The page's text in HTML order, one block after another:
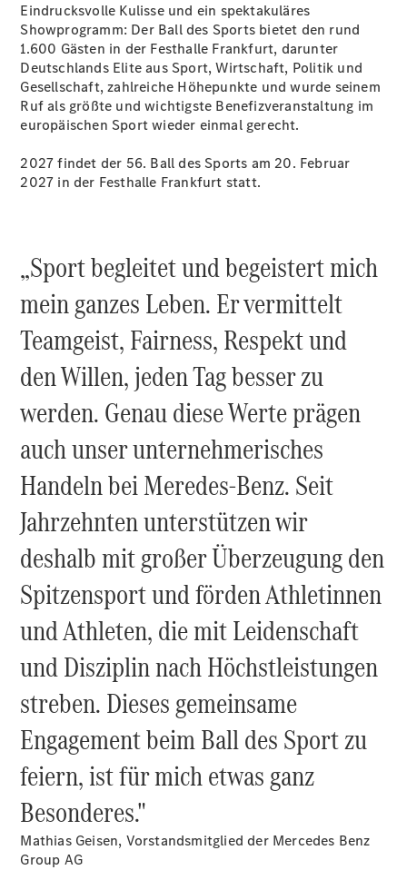
GLA Neu
GLB Elektrisch
GLB
GLC
Elektrisch
GLC
GLC Coupé
GLE
Neu
Coupé
GLS Neu
G-
Klasse
Elektrisch
G-Klasse
Konfigurator
Probefahrt
Mercedes-
Benz Store
T-Modelle / Kombis
Alle T-
Modelle
Shooting
Brake
Elektrisch
CLA
Brake
Neu
C-Klasse T-
Modell
C-Klasse T-
Modell All-
Terrain
Eindrucksvolle Kulisse und ein spektakuläres
Showprogramm: Der Ball des Sports bietet den rund
1.600 Gästen in der Festhalle Frankfurt, darunter
Deutschlands Elite aus Sport, Wirtschaft, Politik und
Gesellschaft, zahlreiche Höhepunkte und wurde seinem
Ruf als größte und wichtigste Benefizveranstaltung im
europäischen Sport wieder einmal gerecht.
2027 findet der 56. Ball des Sports am 20. Februar
2027 in der Festhalle Frankfurt statt.
„Sport begleitet und begeistert mich
mein ganzes Leben. Er vermittelt
Teamgeist, Fairness, Respekt und
den Willen, jeden Tag besser zu
werden. Genau diese Werte prägen
auch unser unternehmerisches
Handeln bei Meredes-Benz. Seit
Jahrzehnten unterstützen wir
deshalb mit großer Überzeugung den
Spitzensport und förden Athletinnen
und Athleten, die mit Leidenschaft
und Disziplin nach Höchstleistungen
streben. Dieses gemeinsame
Engagement beim Ball des Sport zu
feiern, ist für mich etwas ganz
Besonderes."
Mathias Geisen, Vorstandsmitglied der Mercedes Benz
Group AG